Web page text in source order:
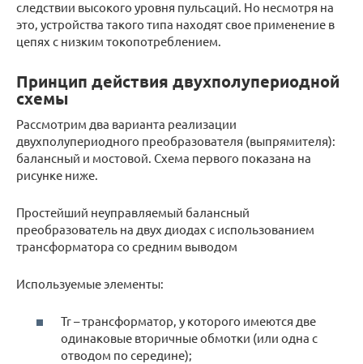
следствии высокого уровня пульсаций. Но несмотря на
это, устройства такого типа находят свое применение в
цепях с низким токопотреблением.
Принцип действия двухполупериодной
схемы
Рассмотрим два варианта реализации
двухполупериодного преобразователя (выпрямителя):
балансный и мостовой. Схема первого показана на
рисунке ниже.
Простейший неуправляемый балансный
преобразователь на двух диодах с использованием
трансформатора со средним выводом
Используемые элементы:
Tr – трансформатор, у которого имеются две
одинаковые вторичные обмотки (или одна с
отводом по середине);